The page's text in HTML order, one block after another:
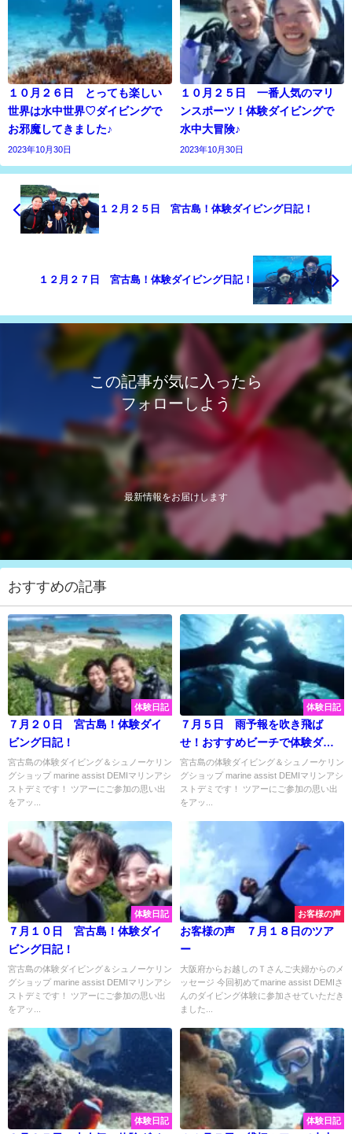
１０月２６日 とっても楽しい
世界は水中世界♡ダイビングで
お邪魔してきました♪
2023年10月30日
１０月２５日 一番人気のマリ
ンスポーツ！体験ダイビングで
水中大冒険♪
2023年10月30日
１２月２５日 宮古島！体験ダイビング日記！
１２月２７日 宮古島！体験ダイビング日記！
この記事が気に入ったら
フォローしよう
最新情報をお届けします
おすすめの記事
体験日記
７月２０日 宮古島！体験ダイ
ビング日記！
宮古島の体験ダイビング＆シュノーケリン
グショップ marine assist DEMIマリンアシ
ストデミです！ ツアーにご参加の思い出
をアッ...
体験日記
７月５日 雨予報を吹き飛ば
せ！おすすめビーチで体験ダイ
ビング＆シュノーケリング♡
宮古島の体験ダイビング＆シュノーケリン
グショップ marine assist DEMIマリンアシ
ストデミです！ ツアーにご参加の思い出
をアッ...
体験日記
７月１０日 宮古島！体験ダイ
ビング日記！
宮古島の体験ダイビング＆シュノーケリン
グショップ marine assist DEMIマリンアシ
ストデミです！ ツアーにご参加の思い出
をアッ...
お客様の声
お客様の声 ７月１８日のツア
ー
大阪府からお越しのＴさんご夫婦からのメ
ッセージ 今回初めてmarine assist DEMIさ
んのダイビング体験に参加させていただき
ました...
体験日記 体験日記